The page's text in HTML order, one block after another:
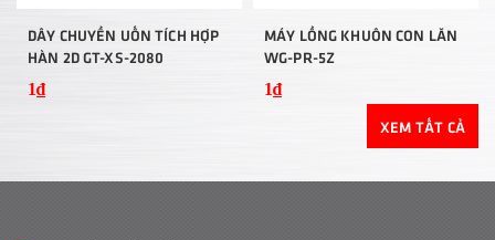
DÂY CHUYỀN UỐN TÍCH HỢP
HÀN 2D GT-XS-2080
1₫
MÁY LỒNG KHUÔN CON LĂN
WG-PR-5Z
1₫
XEM TẤT CẢ